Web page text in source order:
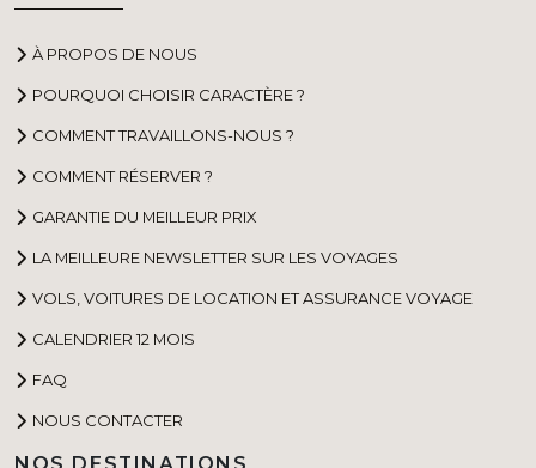
À PROPOS DE NOUS
POURQUOI CHOISIR CARACTÈRE ?
COMMENT TRAVAILLONS-NOUS ?
COMMENT RÉSERVER ?
GARANTIE DU MEILLEUR PRIX
LA MEILLEURE NEWSLETTER SUR LES VOYAGES
VOLS, VOITURES DE LOCATION ET ASSURANCE VOYAGE
CALENDRIER 12 MOIS
FAQ
NOUS CONTACTER